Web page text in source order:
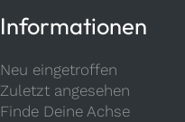
Informationen
Neu eingetroffen
Zuletzt angesehen
Finde Deine Achse